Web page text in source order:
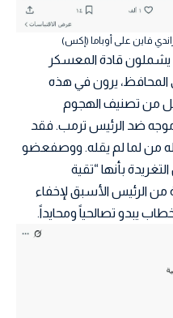
فاين على أوباما (إكس)
يشملون قادة المعسكر
المحافظ، يرون في هذه
من تصنيف الهجوم
ضد الرئيس ترمب. فقد
قاله من لما لم يقله. ووصفعضو
بأنها “تقية
الرئيس الأسبق لإخفاء
يبدو تصالحياً ومحايداً.